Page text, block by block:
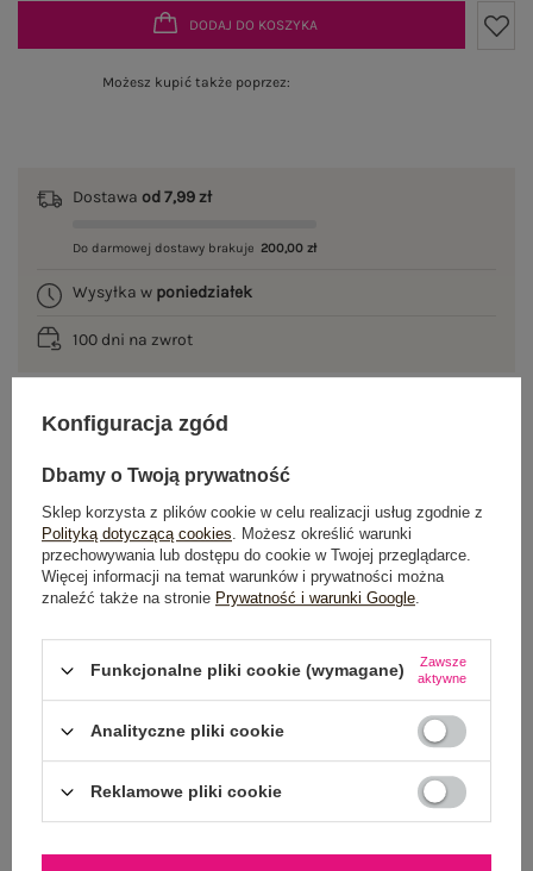
DODAJ DO KOSZYKA
Możesz kupić także poprzez:
Dostawa od 7,99 zł
Do darmowej dostawy brakuje 200,00 zł
Wysyłka w poniedziałek
100 dni na zwrot
GŁÓWNE PARAMETRY
OPINIE O PRODUKCIE (0)
ZWROTY I REKLAMACJE
OSTATNIO OGLĄDANE
Zobacz wszystko
Konfiguracja zgód
Dbamy o Twoją prywatność
Sklep korzysta z plików cookie w celu realizacji usług zgodnie z
Polityką dotyczącą cookies. Możesz określić warunki
przechowywania lub dostępu do cookie w Twojej przeglądarce.
Więcej informacji na temat warunków i prywatności można
znaleźć także na stronie Prywatność i warunki Google.
Funkcjonalne pliki cookie (wymagane)
Zawsze
aktywne
Analityczne pliki cookie
Reklamowe pliki cookie